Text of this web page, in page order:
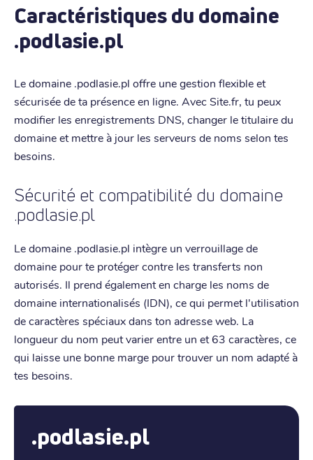
Caractéristiques du domaine
.podlasie.pl
Le domaine .podlasie.pl offre une gestion flexible et
sécurisée de ta présence en ligne. Avec Site.fr, tu peux
modifier les enregistrements DNS, changer le titulaire du
domaine et mettre à jour les serveurs de noms selon tes
besoins.
Sécurité et compatibilité du domaine
.podlasie.pl
Le domaine .podlasie.pl intègre un verrouillage de
domaine pour te protéger contre les transferts non
autorisés. Il prend également en charge les noms de
domaine internationalisés (IDN), ce qui permet l'utilisation
de caractères spéciaux dans ton adresse web. La
longueur du nom peut varier entre un et 63 caractères, ce
qui laisse une bonne marge pour trouver un nom adapté à
tes besoins.
.podlasie.pl